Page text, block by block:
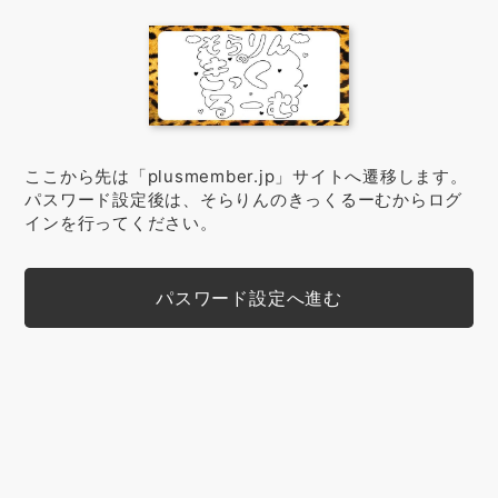
ここから先は「plusmember.jp」サイトへ遷移します。
パスワード設定後は、そらりんのきっくるーむからログ
インを行ってください。
パスワード設定へ進む